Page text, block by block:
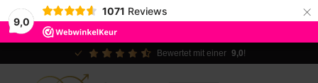
9,0
1071 Reviews ×
Ökologisch verantwortlich